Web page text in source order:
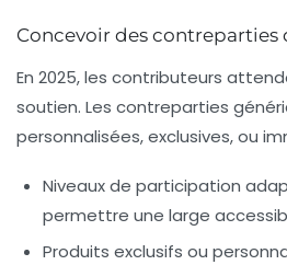
Concevoir des
En 2025, les contributeurs
soutien. Les contreparties
personnalisées, exclusives, ou
Niveaux de participation
permettre une large
Produits exclusifs ou